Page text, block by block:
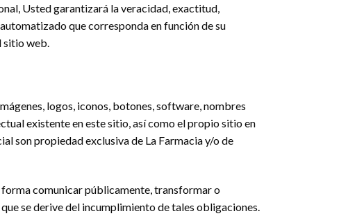
Usted garantizará la veracidad, exactitud,
que corresponda en función de su
web.
logos, iconos, botones, software, nombres
existente en este sitio, así como el propio sitio en
son propiedad exclusiva de La Farmacia y/o de
comunicar públicamente, transformar o
se derive del incumplimiento de tales obligaciones.